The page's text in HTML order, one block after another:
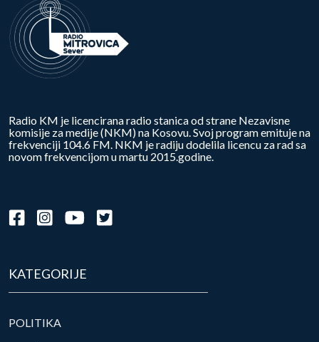
Radio KM je licencirana radio stanica od strane Nezavisne
komisije za medije (NKM) na Kosovu. Svoj program emituje na
frekvenciji 104.6 FM. NKM je radiju dodelila licencu za rad sa
novom frekvencijom u martu 2015.godine.
KATEGORIJE
POLITIKA